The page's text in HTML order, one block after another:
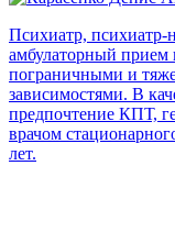
Психиатр, психиатр-
амбулаторный прием
пограничными и
зависимостями. В
предпочтение КПТ,
врачом
лет.